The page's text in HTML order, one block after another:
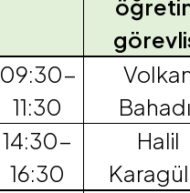
09:30-
11:30
14:30-
16:30
Halil